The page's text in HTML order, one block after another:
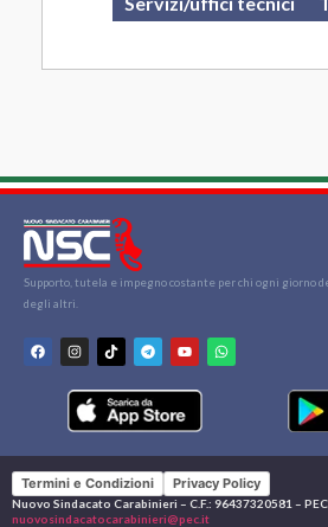
Supporto, tutela e impegno costante per chi ogni giorno
degli altri.
Termini e Condizioni Privacy Policy
Nuovo Sindacato Carabinieri – C.F.: 96437320581 –
nuovosindacatocarabinieri@pec.it